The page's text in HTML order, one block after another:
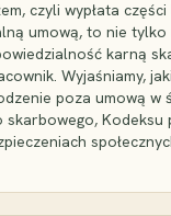
czyli wypłata
umową, to nie
karną
Wyjaśniamy,
poza umową w
skarbowego, Kodeksu